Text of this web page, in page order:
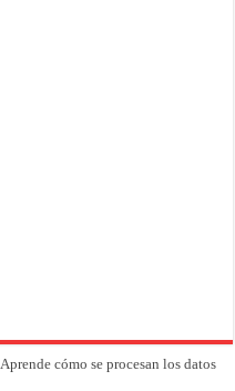
Aprende cómo se procesan los datos